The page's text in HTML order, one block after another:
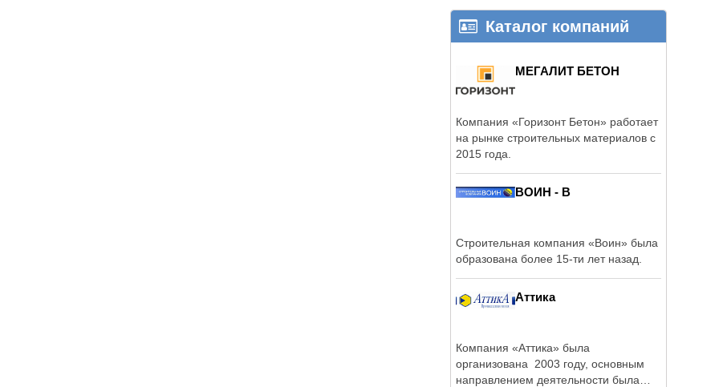
Каталог компаний
МЕГАЛИТ БЕТОН
Компания «Горизонт Бетон» работает
на рынке строительных материалов с
2015 года.
ВОИН - В
Строительная компания «Воин» была
образована более 15-ти лет назад.
Аттика
Компания «Аттика» была
организована 2003 году, основным
направлением деятельности была